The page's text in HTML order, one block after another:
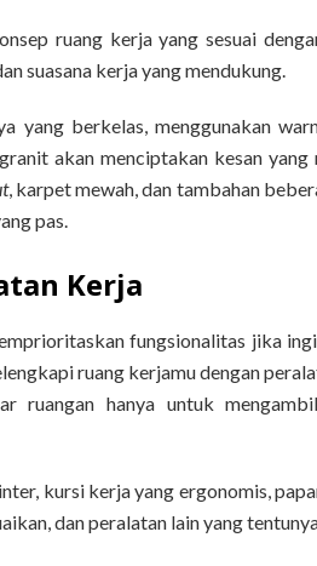
ruang kerja yang sesuai
suasana kerja yang mendukung.
yang berkelas, menggunakan
akan menciptakan kesan yang
, karpet mewah, dan tambahan
pas.
Kerja
fungsionalitas jika
ruang kerjamu dengan
ruangan hanya untuk
kursi kerja yang ergonomis,
dan peralatan lain yang